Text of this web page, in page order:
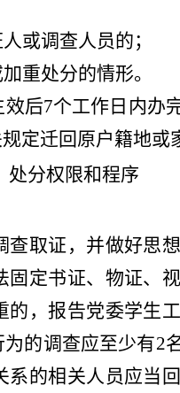
或调查人员的；
重处分的情形。
效后7个工作日内办
定迁回原户籍地或
处分权限和程序
查取证，并做好思
定书证、物证、
，报告党委学生
为的调查应至少有2
的相关人员应当